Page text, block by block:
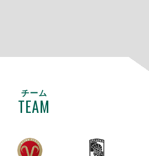
チーム
TEAM